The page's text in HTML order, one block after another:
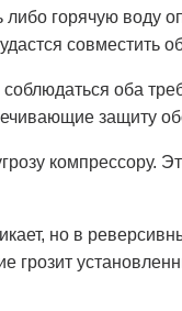
горячую воду
совместить
оба
защиту
компрессору.
но в
грозит